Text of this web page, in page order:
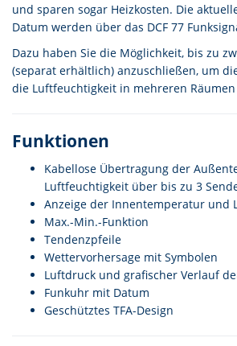
und sparen sogar Heizkosten. Die
Datum werden über das DCF 77
Dazu haben Sie die Möglichkeit, bis zu
(separat erhältlich) anzuschließen, um
die Luftfeuchtigkeit in mehreren
Funktionen
Kabellose Übertragung der
Luftfeuchtigkeit über bis zu 3
Anzeige der Innentemperatur und
Max.-Min.-Funktion
Tendenzpfeile
Wettervorhersage mit Symbolen
Luftdruck und grafischer Verlauf
Funkuhr mit Datum
Geschütztes TFA-Design